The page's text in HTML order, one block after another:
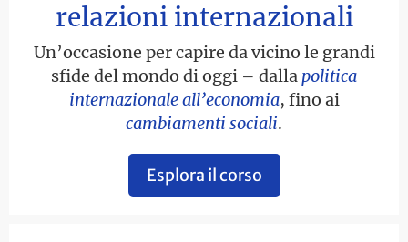
relazioni internazionali
Un’occasione per capire da vicino le grandi
sfide del mondo di oggi – dalla politica
internazionale all’economia, fino ai
cambiamenti sociali.
Esplora il corso